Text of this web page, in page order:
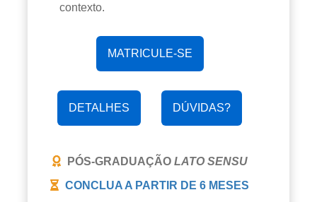
contexto.
MATRICULE-SE
DETALHES DÚVIDAS?
PÓS-GRADUAÇÃO LATO SENSU
CONCLUA A PARTIR DE 6 MESES